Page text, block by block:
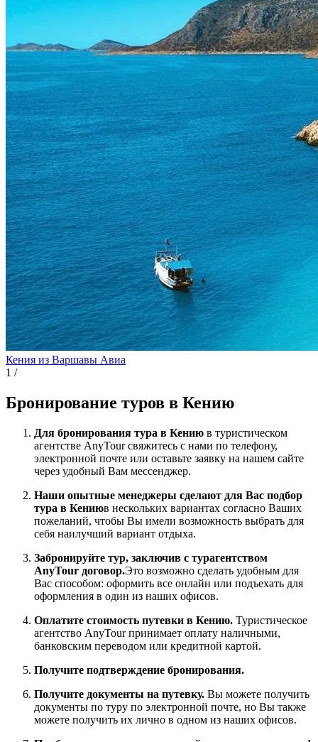
Кения из Варшавы Авиа
1 /
Бронирование туров в Кению
Для бронирования тура в Кению в туристическом
агентстве AnyTour свяжитесь с нами по телефону,
электронной почте или оставьте заявку на нашем сайте
через удобный Вам мессенджер.
Наши опытные менеджеры сделают для Вас подбор
тура в Кениюв нескольких вариантах согласно Ваших
пожеланий, чтобы Вы имели возможность выбрать для
себя наилучший вариант отдыха.
Забронируйте тур, заключив с турагентством
AnyTour договор.Это возможно сделать удобным для
Вас способом: оформить все онлайн или подъехать для
оформления в один из наших офисов.
Оплатите стоимость путевки в Кению. Туристическое
агентство AnyTour принимает оплату наличными,
банковским переводом или кредитной картой.
Получите подтверждение бронирования.
Получите документы на путевку. Вы можете получить
документы по туру по электронной почте, но Вы также
можете получить их лично в одном из наших офисов.